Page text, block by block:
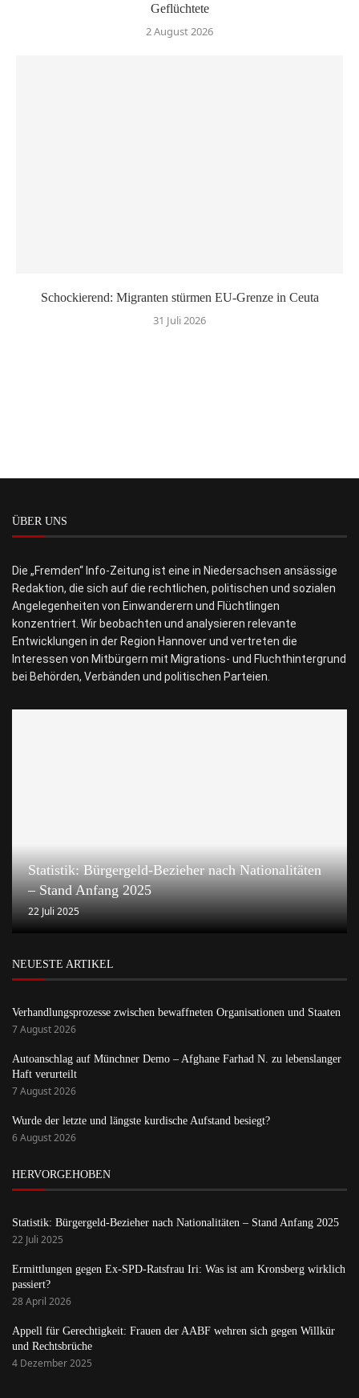
Geflüchtete
2 August 2026
Schockierend: Migranten stürmen EU-Grenze in Ceuta
31 Juli 2026
ÜBER UNS
Die „Fremden“ Info-Zeitung ist eine in Niedersachsen ansässige
Redaktion, die sich auf die rechtlichen, politischen und sozialen
Angelegenheiten von Einwanderern und Flüchtlingen
konzentriert. Wir beobachten und analysieren relevante
Entwicklungen in der Region Hannover und vertreten die
Interessen von Mitbürgern mit Migrations- und Fluchthintergrund
bei Behörden, Verbänden und politischen Parteien.
Statistik: Bürgergeld-Bezieher nach Nationalitäten
– Stand Anfang 2025
22 Juli 2025
NEUESTE ARTIKEL
Verhandlungsprozesse zwischen bewaffneten Organisationen und Staaten
7 August 2026
Autoanschlag auf Münchner Demo – Afghane Farhad N. zu lebenslanger
Haft verurteilt
7 August 2026
Wurde der letzte und längste kurdische Aufstand besiegt?
6 August 2026
HERVORGEHOBEN
Statistik: Bürgergeld-Bezieher nach Nationalitäten – Stand Anfang 2025
22 Juli 2025
Ermittlungen gegen Ex-SPD-Ratsfrau Iri: Was ist am Kronsberg wirklich
passiert?
28 April 2026
Appell für Gerechtigkeit: Frauen der AABF wehren sich gegen Willkür
und Rechtsbrüche
4 Dezember 2025